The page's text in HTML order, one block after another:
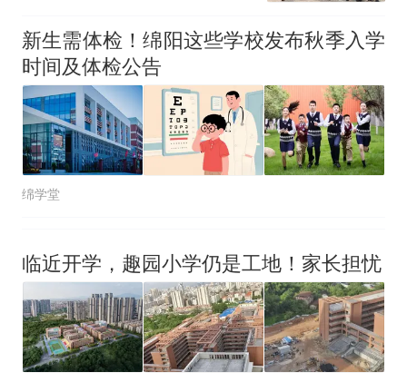
新生需体检！绵阳这些学校发布秋季入学
时间及体检公告
绵学堂
临近开学，趣园小学仍是工地！家长担忧